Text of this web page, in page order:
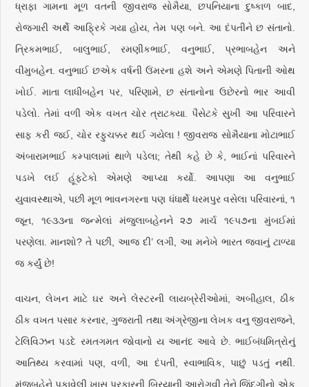
ધ્રાફા ગામના મૂળ વતની જીવરાજ સોમૈયા, છપનિયાના દુષ્કાળ બાદ,
રોજગારી અર્થે આફ્રિકે ગયા હોય, તેમ પણ બને. આ દંપતીને છ સંતાનો.
ત્રિકમભાઈ, બાલુભાઈ, રમણીકભાઈ, વનુભાઈ, પ્રભાબહેન અને
વીમુબહેન. વનુભાઈ છએક વર્ષની ઉંમરના હશે અને એમણે પિતાની ઓથ
ખોઈ. માતા લાધીબહેન પર, પરિણામે, છ સંતાનોના ઉછેરનો ભાર આવી
પડેલો. તેમાં વળી એક વખત ચોર ત્રાટક્યા. પૈસેટકે સુખી આ પરિવારને
સાફ કરી જઈ, ચોર રફુચક્કર થઈ ગયેલા ! જીવરાજ સોમૈયાના મોટાભાઈ
અંબારામભાઈ કમ્પાલામાં થાળે પડેલા; તેથી કહે છે કે, ભાઈનાં પરિવારને
પડખે લઈ હૂંફટેકો એમણે આપ્યા કર્યો. આપણા આ વનુભાઈ
યુવાવસ્થાએ, પછી મૂળ ભાવનગરના પણ ધંધાર્થે ધરમપુર વસેલા પરિવારનાં, ૧
જૂન, ૧૯૩૩ના જન્મેલાં મંજુલાબહેનને ૨૭ માર્ચ ૧૯૫૭ના મુંબઈમાં
પરણેલા. માનશો? તે પછી, આજ દી’ લગી, આ મનેખે ભારત જવાનું ટાળ્યા
જ કર્યું છે!
વાચન, લેખન માટે ઘર અને લેસ્ટરની લાયબ્રેરીઓમાં, અબીહાલ, ઠીક
ઠીક વખત પસાર કરનાર, ગુજરાતી તથા અંગ્રેજીના લેખક વનુ જીવરાજને,
ટેલિવિઝન પડદે રમતગમત જોવાનો ય આનંદ આવે છે. ભાઈબંધમિત્રોનું
આતિથ્ય કરવામાં પણ, વળી, આ દંપતી, સ્વાભાવિક, પાછું પડતું નથી.
મંજુબહેને પકાવેલી ખાસ પ્રકારની બિરયાની આરોગવી તેને જિંદગીનો એક